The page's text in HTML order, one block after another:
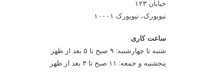
خیابان ۱۲۳
نیویورک، نیویورک ۱۰۰۰۱
ساعت کاری
شنبه تا چهارشنبه: ۹ صبح تا ۵ بعد از ظهر
پنجشنبه و جمعه: ۱۱ صبح تا ۳ بعد از ظهر